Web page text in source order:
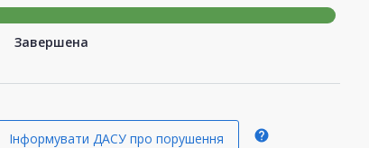
Завершена
Інформувати ДАСУ про порушення help